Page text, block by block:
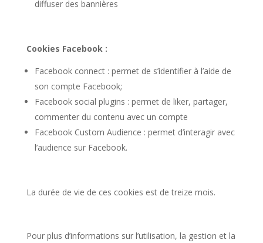
diffuser des bannières
Cookies Facebook :
Facebook connect : permet de s’identifier à l’aide de
son compte Facebook;
Facebook social plugins : permet de liker, partager,
commenter du contenu avec un compte
Facebook Custom Audience : permet d’interagir avec
l’audience sur Facebook.
La durée de vie de ces cookies est de treize mois.
Pour plus d’informations sur l’utilisation, la gestion et la